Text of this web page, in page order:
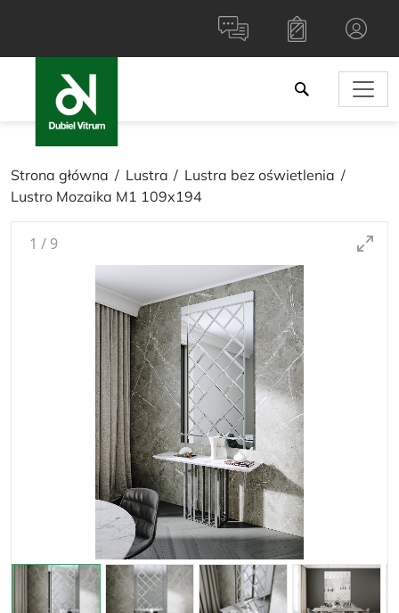
Strona główna Lustra
Lustra bez oświetlenia
Lustro Mozaika M1 109x194
1 / 9